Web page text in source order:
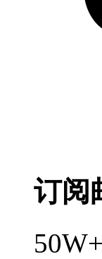
订阅